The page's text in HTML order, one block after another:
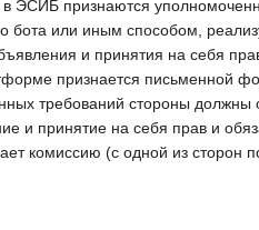
в ЭСИБ признаются
бота или иным способом,
и принятия на себя
признается письменной
требований стороны
и принятие на себя прав и
комиссию (с одной из сторон